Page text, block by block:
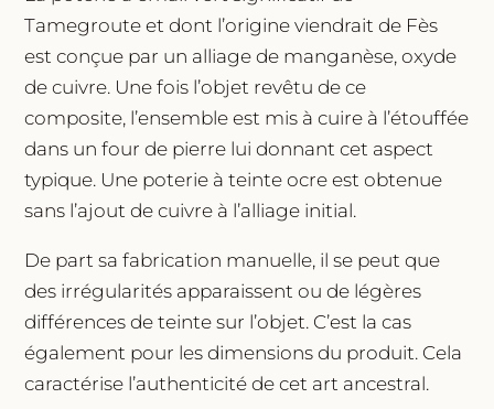
Tamegroute et dont l’origine viendrait de Fès
est conçue par un alliage de manganèse, oxyde
de cuivre. Une fois l’objet revêtu de ce
composite, l’ensemble est mis à cuire à l’étouffée
dans un four de pierre lui donnant cet aspect
typique. Une poterie à teinte ocre est obtenue
sans l’ajout de cuivre à l’alliage initial.
De part sa fabrication manuelle, il se peut que
des irrégularités apparaissent ou de légères
différences de teinte sur l’objet. C’est la cas
également pour les dimensions du produit. Cela
caractérise l’authenticité de cet art ancestral.